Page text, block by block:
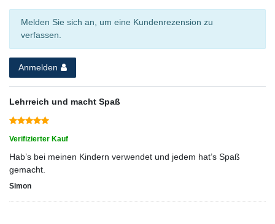
Melden Sie sich an, um eine Kundenrezension zu
verfassen.
Anmelden
Lehrreich und macht Spaß
Verifizierter Kauf
Hab’s bei meinen Kindern verwendet und jedem hat’s Spaß
gemacht.
Simon